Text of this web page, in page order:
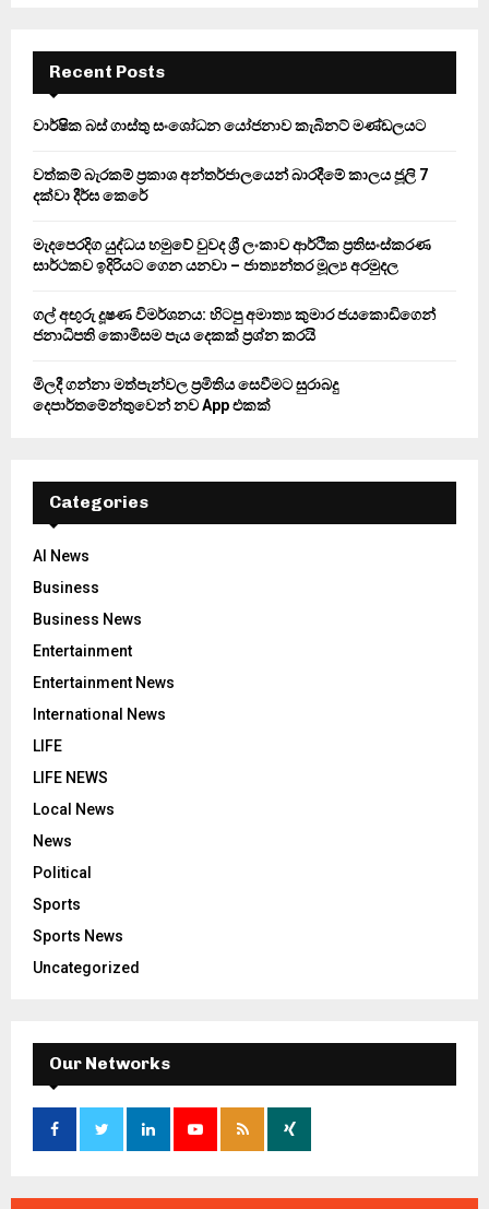
f
r
E
A
Recent Posts
වාර්ෂික බස් ගාස්තු සංශෝධන යෝජනාව කැබිනට් මණ්ඩලයට
වත්කම් බැරකම් ප්‍රකාශ අන්තර්ජාලයෙන් බාරදීමේ කාලය ජූලි 7
දක්වා දීර්ඝ කෙරේ
මැදපෙරදිග යුද්ධය හමුවේ වුවද ශ්‍රී ලංකාව ආර්ථික ප්‍රතිසංස්කරණ
සාර්ථකව ඉදිරියට ගෙන යනවා – ජාත්‍යන්තර මූල්‍ය අරමුදල
ගල් අඟුරු දූෂණ විමර්ශනය: හිටපු අමාත්‍ය කුමාර ජයකොඩිගෙන්
ජනාධිපති කොමිසම පැය දෙකක් ප්‍රශ්න කරයි
මිලදී ගන්නා මත්පැන්වල ප්‍රමිතිය සෙවීමට සුරාබදු
දෙපාර්තමේන්තුවෙන් නව App එකක්
Categories
AI News
Business
Business News
Entertainment
Entertainment News
International News
LIFE
LIFE NEWS
Local News
News
Political
Sports
Sports News
Uncategorized
Our Networks